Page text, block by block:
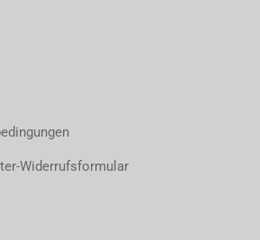
Widerrufsformular